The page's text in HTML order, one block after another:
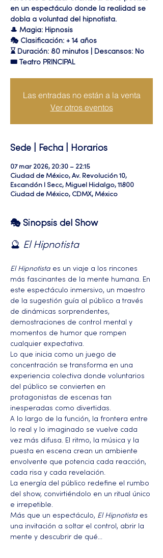
en un espectáculo donde la realidad se
dobla a voluntad del hipnotista.
🎩 Magia: Hipnosis
🎭 Clasificación: + 14 años
⌛ Duración: 80 minutos | Descansos: No
🎟 Teatro PRINCIPAL
Las entradas no están a la venta
Ver otros eventos
Sede | Fecha | Horarios
07 mar 2026, 20:30 – 22:15
Ciudad de México, Av. Revolución 10,
Escandón I Secc, Miguel Hidalgo, 11800
Ciudad de México, CDMX, México
🎭 Sinopsis del Show
🔮 El Hipnotista
El Hipnotista es un viaje a los rincones
más fascinantes de la mente humana. En
este espectáculo inmersivo, un maestro
de la sugestión guía al público a través
de dinámicas sorprendentes,
demostraciones de control mental y
momentos de humor que rompen
cualquier expectativa.
Lo que inicia como un juego de
concentración se transforma en una
experiencia colectiva donde voluntarios
del público se convierten en
protagonistas de escenas tan
inesperadas como divertidas.
A lo largo de la función, la frontera entre
lo real y lo imaginado se vuelve cada
vez más difusa. El ritmo, la música y la
puesta en escena crean un ambiente
envolvente que potencia cada reacción,
cada risa y cada revelación.
La energía del público redefine el rumbo
del show, convirtiéndolo en un ritual único
e irrepetible.
Más que un espectáculo, El Hipnotista es
una invitación a soltar el control, abrir la
mente y descubrir de qué…